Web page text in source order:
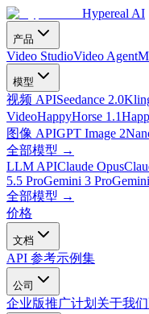
Hypereal AI
产品
Video StudioVideo Agent
模型
视频 APISeedance 2.0
VideoHappyHorse 1.1
图像 APIGPT Image 2
全部模型 →
LLM APIClaude Opus
5.5 ProGemini 3 Pro
全部模型 →
价格
文档
API 参考示例集
公司
企业版推广计划 关于我们